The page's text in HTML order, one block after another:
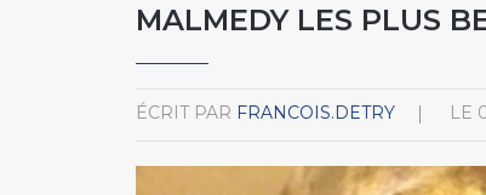
MALMEDY LES PLUS
ÉCRIT PAR FRANCOIS.DETRY LE